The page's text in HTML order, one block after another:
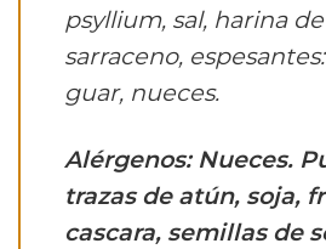
psyllium, sal, harina
sarraceno,
guar, nueces.
Alérgenos: Nueces.
trazas de atún, soja,
cascara, semillas de